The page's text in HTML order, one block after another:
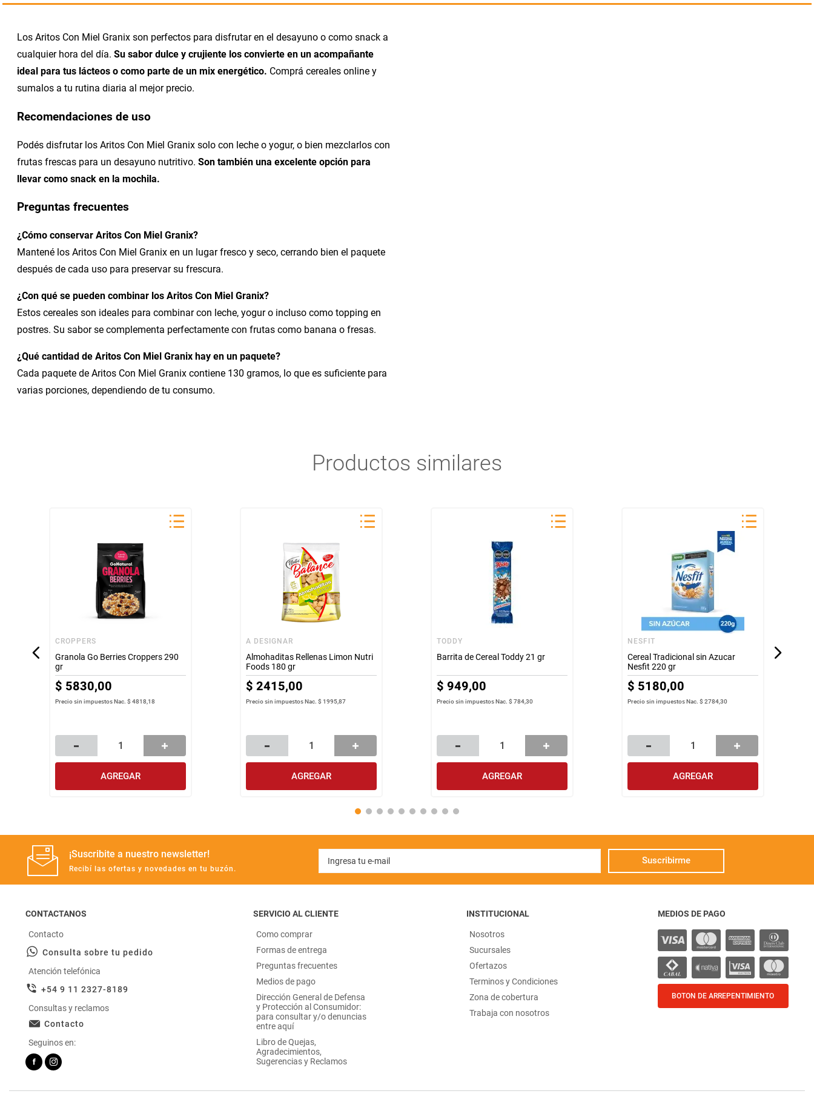
Los Aritos Con Miel Granix son perfectos para disfrutar en el desayuno o como snack a
cualquier hora del día. Su sabor dulce y crujiente los convierte en un acompañante
ideal para tus lácteos o como parte de un mix energético. Comprá cereales online y
sumalos a tu rutina diaria al mejor precio.
Recomendaciones de uso
Podés disfrutar los Aritos Con Miel Granix solo con leche o yogur, o bien mezclarlos con
frutas frescas para un desayuno nutritivo. Son también una excelente opción para
llevar como snack en la mochila.
Preguntas frecuentes
¿Cómo conservar Aritos Con Miel Granix?
Mantené los Aritos Con Miel Granix en un lugar fresco y seco, cerrando bien el paquete
después de cada uso para preservar su frescura.
¿Con qué se pueden combinar los Aritos Con Miel Granix?
Estos cereales son ideales para combinar con leche, yogur o incluso como topping en
postres. Su sabor se complementa perfectamente con frutas como banana o fresas.
¿Qué cantidad de Aritos Con Miel Granix hay en un paquete?
Cada paquete de Aritos Con Miel Granix contiene 130 gramos, lo que es suficiente para
varias porciones, dependiendo de tu consumo.
Productos similares
CROPPERS
Granola Go Berries Croppers 290
gr
$ 5830,00
Precio sin impuestos Nac.$ 4818,18
AGREGAR
A DESIGNAR
Almohaditas Rellenas Limon Nutri
Foods 180 gr
$ 2415,00
Precio sin impuestos Nac.$ 1995,87
AGREGAR
TODDY
Barrita de Cereal Toddy 21 gr
$ 949,00
Precio sin impuestos Nac.$ 784,30
AGREGAR
NESFIT
Cereal Tradicional sin Azucar
Nesfit 220 gr
$ 5180,00
Precio sin impuestos Nac.$ 2784,30
AGREGAR
¡Suscribite a nuestro newsletter!
Recibí las ofertas y novedades en tu buzón.
Suscribirme
CONTACTANOS
Contacto
Consulta sobre tu pedido
Atención telefónica
+54 9 11 2327-8189
Consultas y reclamos
Contacto
Seguinos en:
SERVICIO AL CLIENTE
Como comprar
Formas de entrega
Preguntas frecuentes
Medios de pago
Dirección General de Defensa
y Protección al Consumidor:
para consultar y/o denuncias
entre aquí
Libro de Quejas,
Agradecimientos,
Sugerencias y Reclamos
INSTITUCIONAL
Nosotros
Sucursales
Ofertazos
Terminos y Condiciones
Zona de cobertura
Trabaja con nosotros
MEDIOS DE PAGO
BOTON DE ARREPENTIMIENTO